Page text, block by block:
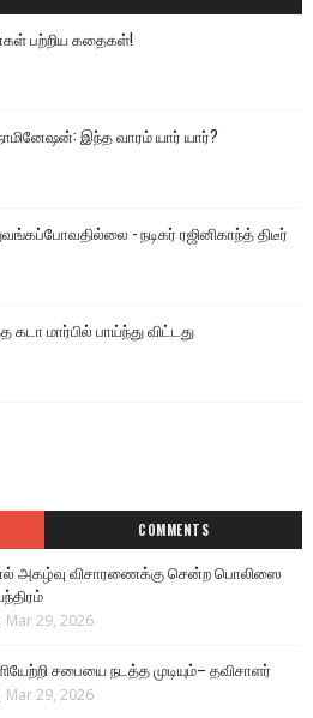
பற்றிய கதைகள்!
இந்த வாரம் யார் யார்?
- நடிகர் ரஜினிகாந்த் திடீர்
மார்பில் பாய்ந்து விட்டது
COMMENTS
அகழ்வு விசாரணைக்கு சென்ற பொலிஸை
Mar 29, 2026
சபையை நடத்த முடியும்– தவிசாளர்
Mar 29, 2026